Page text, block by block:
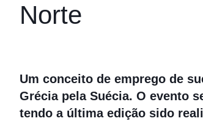
Norte
Um conceito de emprego de
Grécia pela Suécia. O evento
tendo a última edição sido